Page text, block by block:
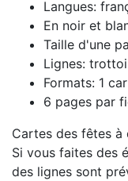
Langues:
En noir et
Taille d'une
Lignes:
Formats: 1
6 pages par
Cartes des fêtes à
Si vous faites des
des lignes sont